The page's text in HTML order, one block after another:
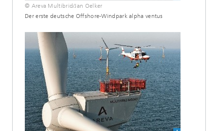
© Areva Multibrid/Jan Oelker
Der erste deutsche Offshore-Windpark alpha ventus